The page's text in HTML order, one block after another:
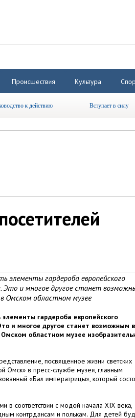
Происшествия Культура
к действию Вступает в силу
элементы гардероба европейского
Это и многое другое станет
Омском областном музее
гардероба европейского
и многое другое станет возможным в
областном музее
посвященное жизни светских
Омск» в пресс-службе музея, главным
«Бал императрицы», который
в соответствии с модой начала XIX века,
контрдансам и полькам. Для детей